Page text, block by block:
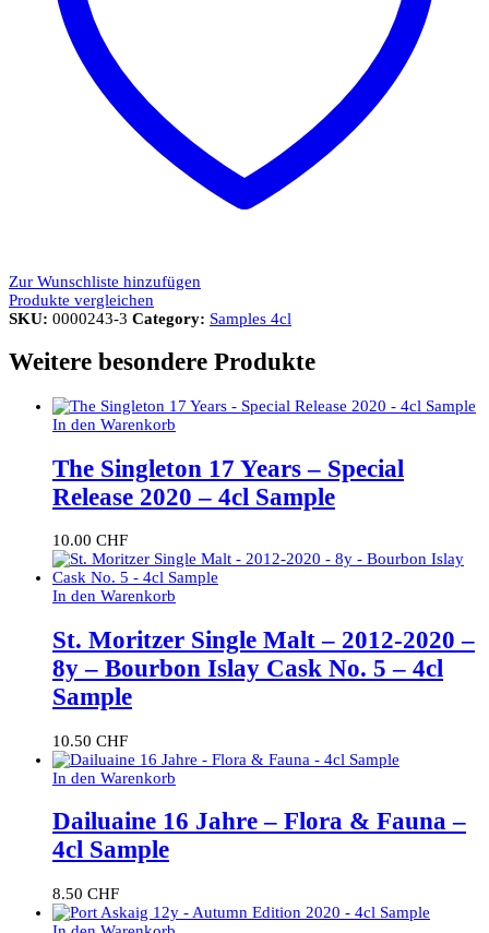
Zur Wunschliste hinzufügen
Produkte vergleichen
SKU: 0000243-3 Category: Samples 4cl
Weitere besondere Produkte
In den Warenkorb
The Singleton 17 Years – Special
Release 2020 – 4cl Sample
10.00 CHF
In den Warenkorb
St. Moritzer Single Malt – 2012-2020 –
8y – Bourbon Islay Cask No. 5 – 4cl
Sample
10.50 CHF
In den Warenkorb
Dailuaine 16 Jahre – Flora & Fauna –
4cl Sample
8.50 CHF